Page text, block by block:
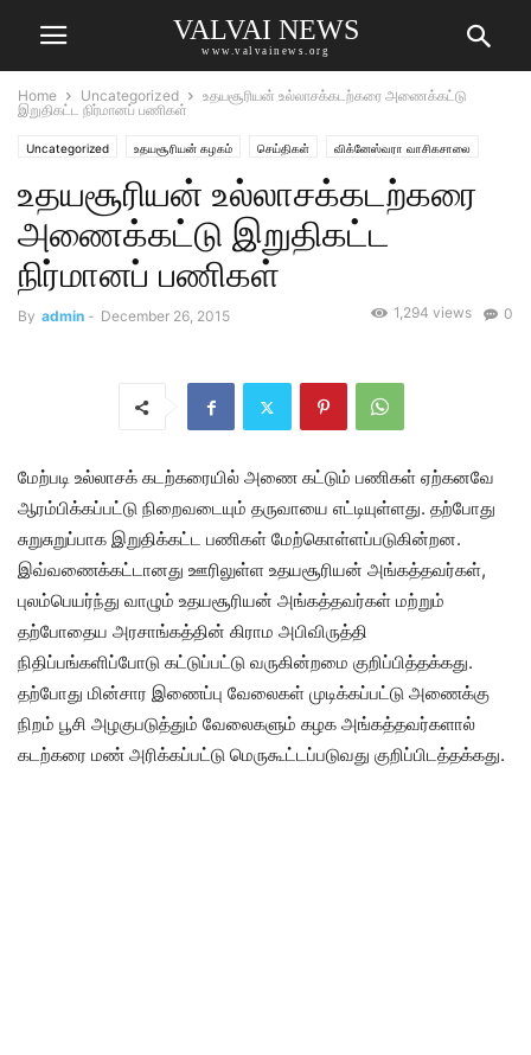
VALVAI NEWS
www.valvainews.org
Home Uncategorized
உதயசூரியன் உல்லாசக்கடற்கரை அணைக்கட்டு
இறுதிகட்ட நிர்மானப் பணிகள்
Uncategorized உதயசூரியன் கழகம் செய்திகள் விக்னேஸ்வரா வாசிகசாலை
உதயசூரியன் உல்லாசக்கடற்கரை
அணைக்கட்டு இறுதிகட்ட
நிர்மானப் பணிகள்
By admin - December 26, 2015 0
1,294 views
மேற்படி உல்லாசக் கடற்கரையில் அணை கட்டும் பணிகள் ஏற்கனவே
ஆரம்பிக்கப்பட்டு நிறைவடையும் தருவாயை எட்டியுள்ளது. தற்போது
சுறுசுறுப்பாக இறுதிக்கட்ட பணிகள் மேற்கொள்ளப்படுகின்றன.
இவ்வணைக்கட்டானது ஊரிலுள்ள உதயசூரியன் அங்கத்தவர்கள்,
புலம்பெயர்ந்து வாழும் உதயசூரியன் அங்கத்தவர்கள் மற்றும்
தற்போதைய அரசாங்கத்தின் கிராம அபிவிருத்தி
நிதிப்பங்களிப்போடு கட்டுப்பட்டு வருகின்றமை குறிப்பித்தக்கது.
தற்போது மின்சார இணைப்பு வேலைகள் முடிக்கப்பட்டு அணைக்கு
நிறம் பூசி அழகுபடுத்தும் வேலைகளும் கழக அங்கத்தவர்களால்
கடற்கரை மண் அரிக்கப்பட்டு மெருகூட்டப்படுவது குறிப்பிடத்தக்கது.